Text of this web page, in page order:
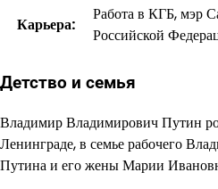
Карьера:
Работа в КГБ, мэр
Российской
Детство и семья
Владимир Владимирович Путин
Ленинграде, в семье рабочего
Путина и его жены Марии